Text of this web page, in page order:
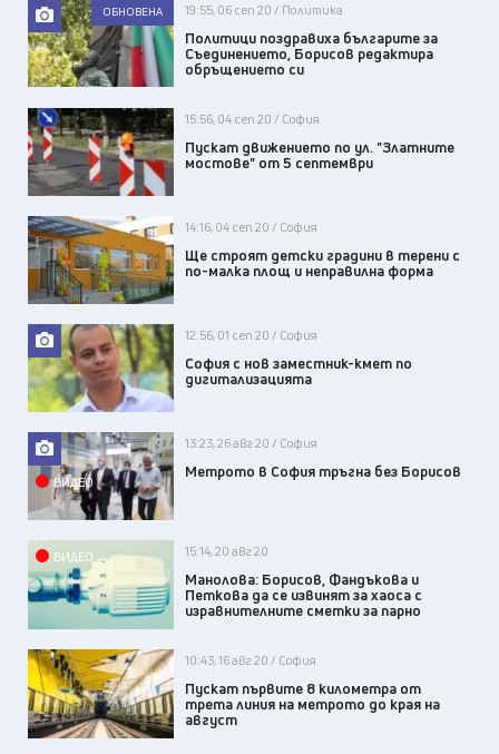
ОБНОВЕНА 19:55, 06 сеп 20 / Политика
Политици поздравиха българите за
Съединението, Борисов редактира
обръщението си
15:56, 04 сеп 20 / София
Пускат движението по ул. "Златните
мостове" от 5 септември
14:16, 04 сеп 20 / София
Ще строят детски градини в терени с
по-малка площ и неправилна форма
12:56, 01 сеп 20 / София
София с нов заместник-кмет по
дигитализацията
ВИДЕО
13:23, 26 авг 20 / София
Метрото в София тръгна без Борисов
ВИДЕО 15:14, 20 авг 20
Манолова: Борисов, Фандъкова и
Петкова да се извинят за хаоса с
изравнителните сметки за парно
10:43, 16 авг 20 / София
Пускат първите 8 километра от
трета линия на метрото до края на
август